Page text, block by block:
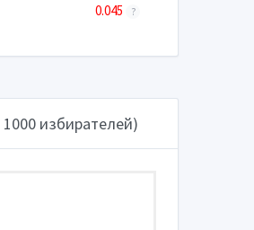
0.045 ?
1000 избирателей)